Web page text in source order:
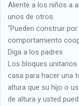
Aliente a los niños a
unos de otros.
“Pueden construir
comportamiento
Diga a los padres
Los bloques unitarios
casa para hacer una
altura que su hijo o
de altura y usted